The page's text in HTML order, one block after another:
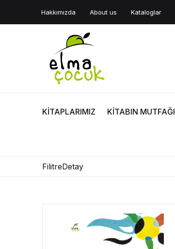
Hakkımızda About us Kataloglar
KİTAPLARIMIZ KİTABIN MUTFAĞI
FilitreDetay